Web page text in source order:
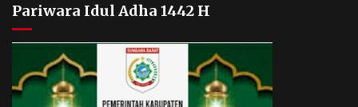
Pariwara Idul Adha 1442 H